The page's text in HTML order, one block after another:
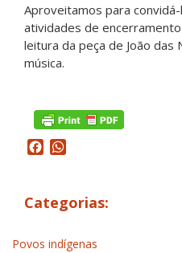
Aproveitamos para
atividades de
leitura da peça de João
música.
Facebook
Categorias:
Povos indígenas